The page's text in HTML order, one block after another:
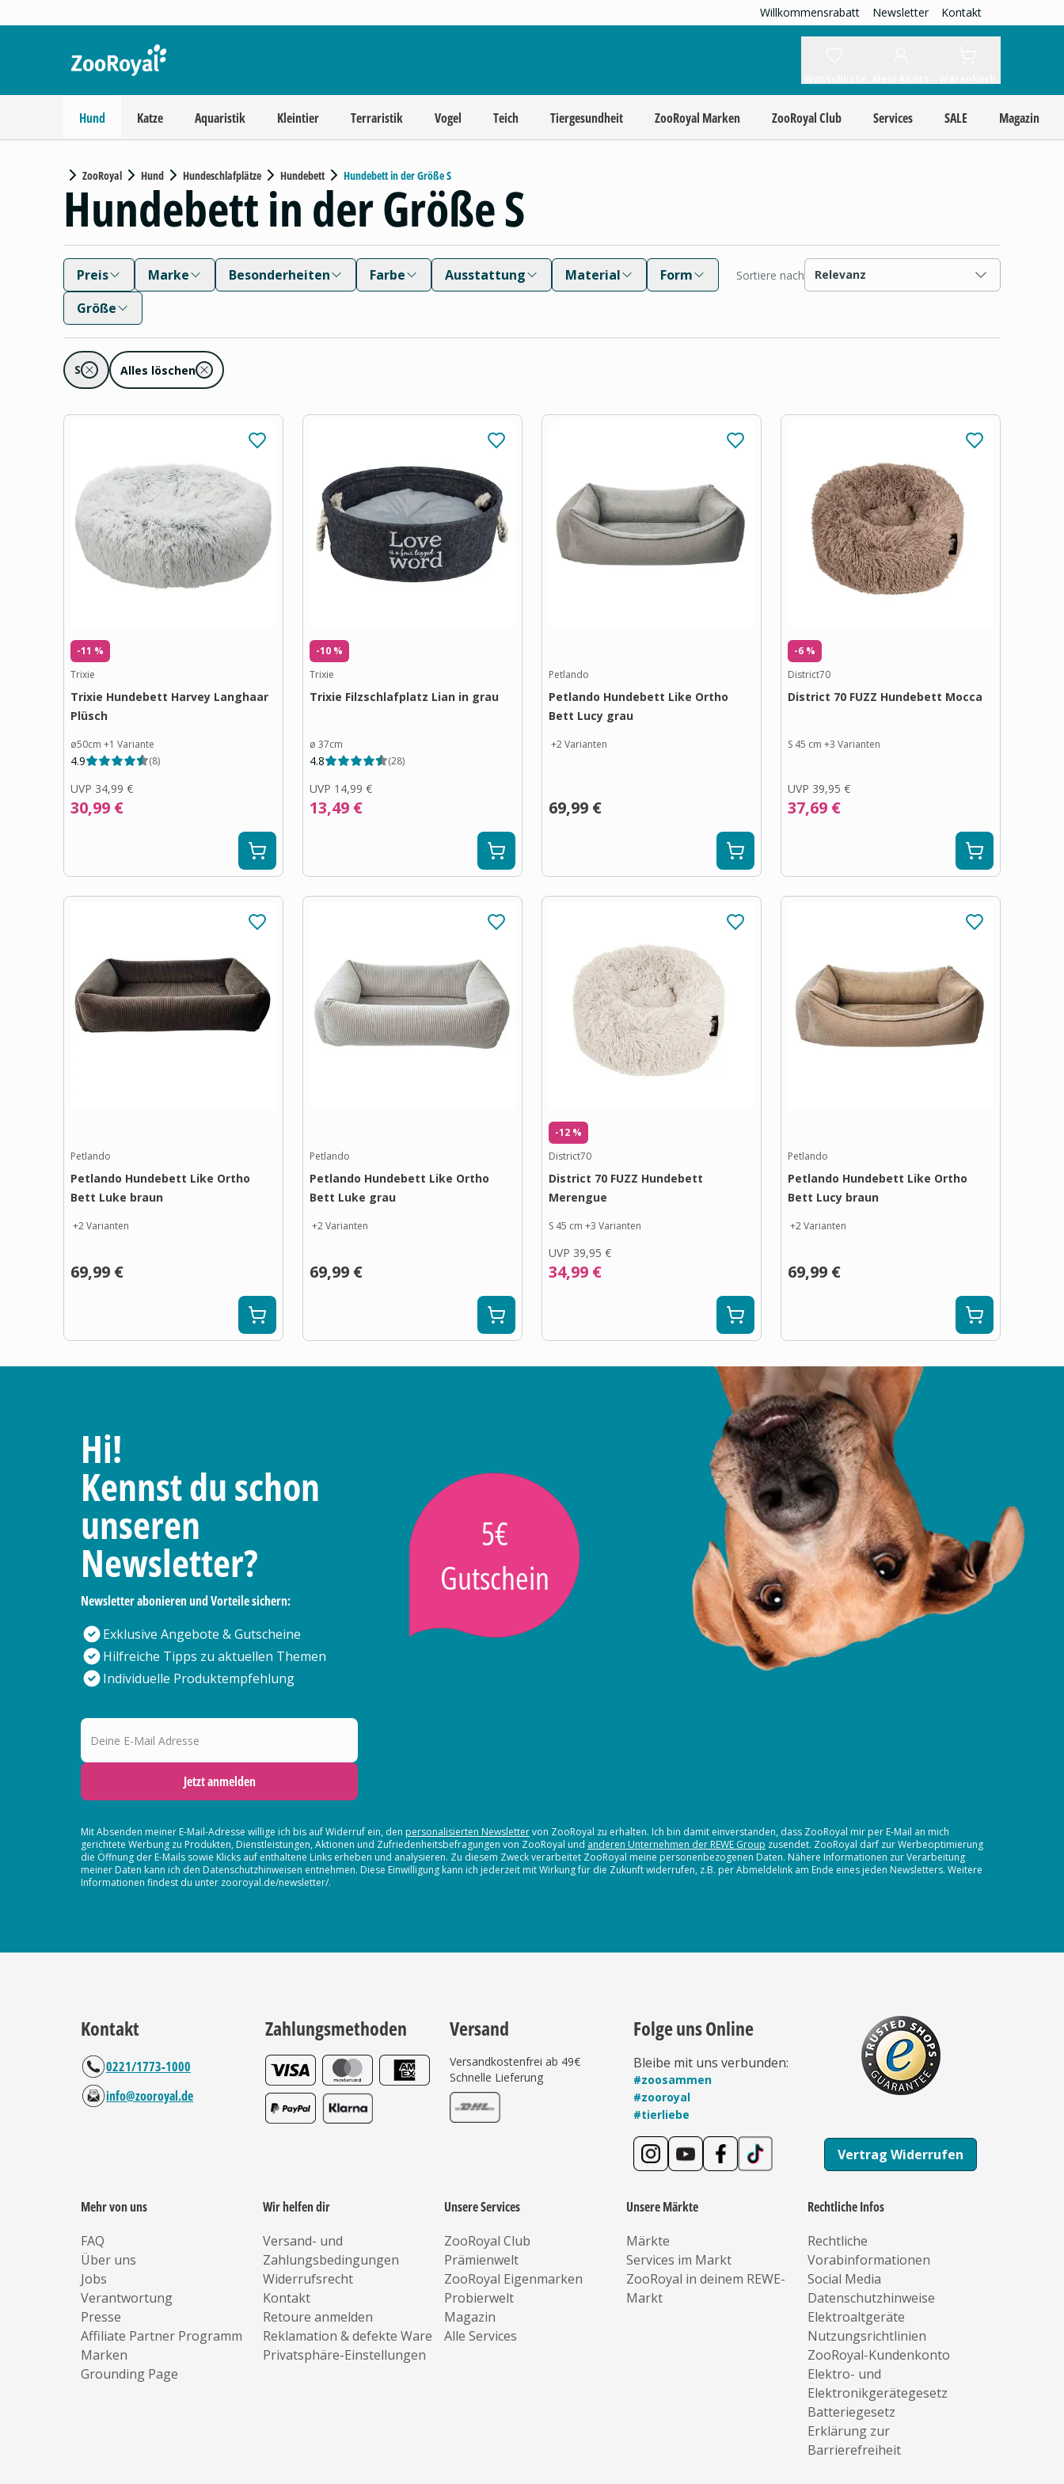
Willkommensrabatt Newsletter Kontakt
Hund Katze Aquaristik Kleintier Terraristik Vogel Teich Tiergesundheit ZooRoyal Marken ZooRoyal Club Services SALE Magazin
ZooRoyal Hund Hundeschlafplätze Hundebett Hundebett in der Größe S
Hundebett in der Größe S
Preis Marke Besonderheiten Farbe Ausstattung Material
Form
Größe
Sortiere nach Relevanz
S Alles löschen
-11 %
Trixie
Trixie Hundebett Harvey Langhaar
Plüsch
ø50cm +1 Variante
4.9 (8)
UVP 34,99 €
30,99 €
-10 %
Trixie
Trixie Filzschlafplatz Lian in grau
ø 37cm
4.8 (28)
UVP 14,99 €
13,49 €
Petlando
Petlando Hundebett Like Ortho
Bett Lucy grau
+2Varianten
69,99 €
-6 %
District70
District 70 FUZZ Hundebett Mocca
S 45 cm +3 Varianten
UVP 39,95 €
37,69 €
Petlando
Petlando Hundebett Like Ortho
Bett Luke braun
+2Varianten
69,99 €
Petlando
Petlando Hundebett Like Ortho
Bett Luke grau
+2Varianten
69,99 €
-12 %
District70
District 70 FUZZ Hundebett
Merengue
S 45 cm +3 Varianten
UVP 39,95 €
34,99 €
Petlando
Petlando Hundebett Like Ortho
Bett Lucy braun
+2Varianten
69,99 €
Hi!
Kennst du schon
unseren
Newsletter?
Newsletter abonieren und Vorteile sichern:
Exklusive Angebote & Gutscheine
Hilfreiche Tipps zu aktuellen Themen
Individuelle Produktempfehlung
5€
Gutschein
Deine E-Mail Adresse
Jetzt anmelden
Mit Absenden meiner E-Mail-Adresse willige ich bis auf Widerruf ein, den personalisierten Newslettervon ZooRoyal zu erhalten. Ich bin damit einverstanden, dass ZooRoyal mir per E-Mail an mich
gerichtete Werbung zu Produkten, Dienstleistungen, Aktionen und Zufriedenheitsbefragungen von ZooRoyal und anderen Unternehmen der REWE Group zusendet. ZooRoyal darf zur Werbeoptimierung
die Öffnung der E-Mails sowie Klicks auf enthaltene Links erheben und analysieren. Zu diesem Zweck verarbeitet ZooRoyal meine personenbezogenen Daten. Nähere Informationen zur Verarbeitung
meiner Daten kann ich den Datenschutzhinweisen entnehmen. Diese Einwilligung kann ich jederzeit mit Wirkung für die Zukunft widerrufen, z.B. per Abmeldelink am Ende eines jeden Newsletters. Weitere
Informationen findest du unter zooroyal.de/newsletter/.
Kontakt
0221/1773-1000
info@zooroyal.de
Zahlungsmethoden Versand
Versandkostenfrei ab 49€
Schnelle Lieferung
Folge uns Online
Bleibe mit uns verbunden:
#zoosammen
#zooroyal
#tierliebe
Vertrag Widerrufen
Mehr von uns
FAQ
Über uns
Jobs
Verantwortung
Presse
Affiliate Partner Programm
Marken
Grounding Page
Wir helfen dir
Versand- und
Zahlungsbedingungen
Widerrufsrecht
Kontakt
Retoure anmelden
Reklamation & defekte Ware
Privatsphäre-Einstellungen
Unsere Services
ZooRoyal Club
Prämienwelt
ZooRoyal Eigenmarken
Probierwelt
Magazin
Alle Services
Unsere Märkte
Märkte
Services im Markt
ZooRoyal in deinem REWE-
Markt
Rechtliche Infos
Rechtliche
Vorabinformationen
Social Media
Datenschutzhinweise
Elektroaltgeräte
Nutzungsrichtlinien
ZooRoyal-Kundenkonto
Elektro- und
Elektronikgerätegesetz
Batteriegesetz
Erklärung zur
Barrierefreiheit